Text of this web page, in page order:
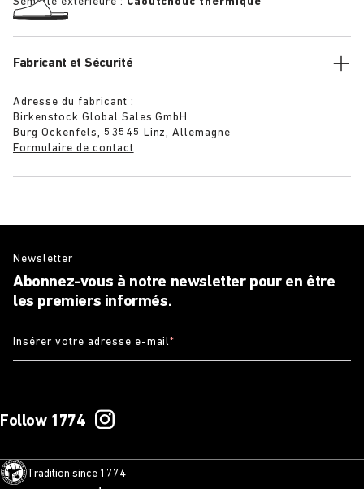
Fabricant et Sécurité
Adresse du fabricant :
Birkenstock Global Sales GmbH
Burg Ockenfels, 53545 Linz, Allemagne
Formulaire de contact
Newsletter
Abonnez-vous à notre newsletter pour en être
les premiers informés.
Insérer votre adresse e-mail*
Follow 1774
Tradition since 1774